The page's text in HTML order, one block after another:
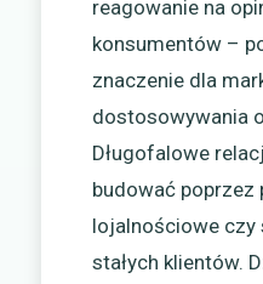
reagowanie na
konsumentów –
znaczenie dla
dostosowywania
Długofalowe
budować poprzez
lojalnościowe czy
stałych klientów.